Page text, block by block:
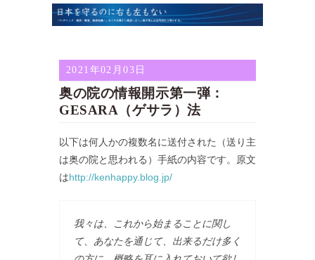
2021年02月03日
奥の院の情報開示第一弾：
GESARA（ゲサラ）法
以下は何人かの複数名に送付された（送り主
は奥の院と思われる）手紙の内容です。原文
はhttp://kenhappy.blog.jp/
我々は、これから始まることに関し
て、あなたを通じて、出来るだけ多く